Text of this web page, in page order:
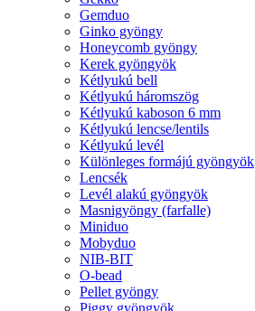
Gemduo
Ginko gyöngy
Honeycomb gyöngy
Kerek gyöngyök
Kétlyukú bell
Kétlyukú háromszög
Kétlyukú kaboson 6 mm
Kétlyukú lencse/lentils
Kétlyukú levél
Különleges formájú gyöngyök
Lencsék
Levél alakú gyöngyök
Masnigyöngy (farfalle)
Miniduo
Mobyduo
NIB-BIT
O-bead
Pellet gyöngy